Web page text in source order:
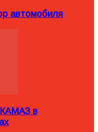
автомобиля
в